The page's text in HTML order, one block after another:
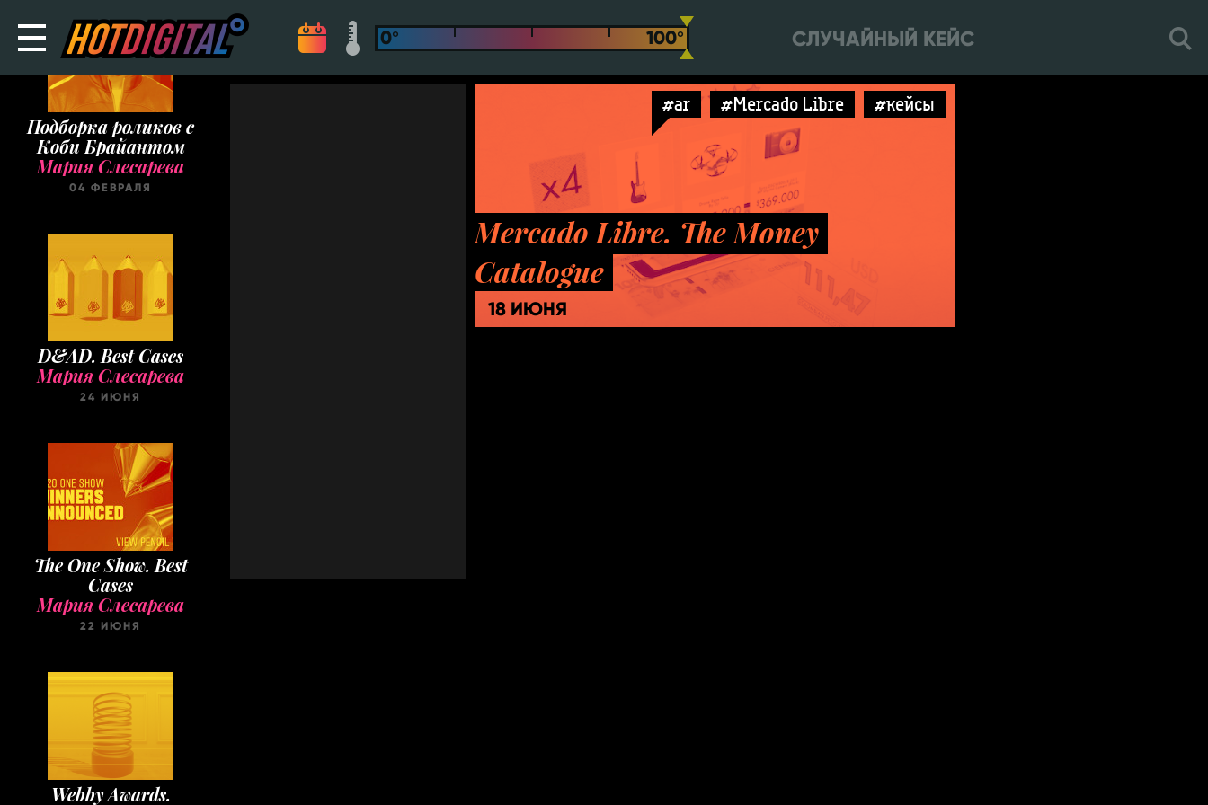
СЛУЧАЙНЫЙ КЕЙС
Подборка роликов с
Коби Брайантом
Мария Слесарева
04 ФЕВРАЛЯ
D&AD. Best Cases
Мария Слесарева
24 ИЮНЯ
The One Show. Best
Cases
Мария Слесарева
22 ИЮНЯ
Webby Awards.
#ar #Mercado Libre #кейсы
Mercado Libre. The Money
Catalogue
18 ИЮНЯ